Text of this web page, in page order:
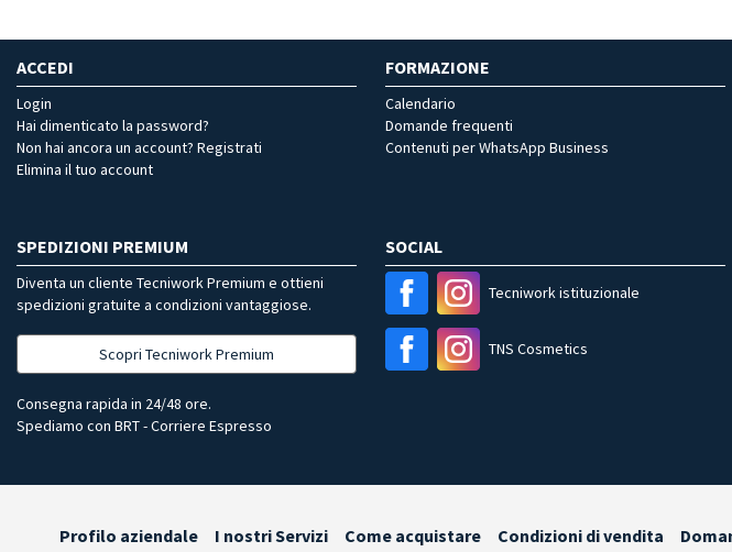
ACCEDI
Login
Hai dimenticato la password?
Non hai ancora un account? Registrati
Elimina il tuo account
FORMAZIONE
Calendario
Domande frequenti
Contenuti per WhatsApp Business
SPEDIZIONI PREMIUM
Diventa un cliente Tecniwork Premium e ottieni
spedizioni gratuite a condizioni vantaggiose.
Scopri Tecniwork Premium
Consegna rapida in 24/48 ore.
Spediamo con BRT - Corriere Espresso
SOCIAL
Tecniwork istituzionale
TNS Cosmetics
Profilo aziendale I nostri Servizi Come acquistare Condizioni di vendita